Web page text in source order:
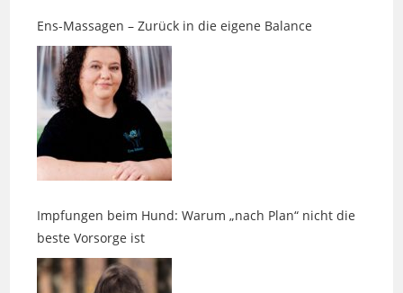
Impfungen beim Hund: Warum „nach Plan“ nicht die